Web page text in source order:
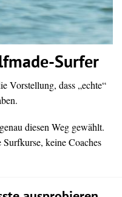
Surfer
Vorstellung, dass „echte“
diesen Weg gewählt.
keine Coaches